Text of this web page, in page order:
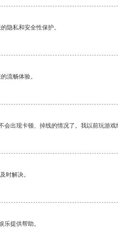
隐私和安全性保护。
流畅体验。
出现卡顿、掉线的情况了。我以前玩游
时解决。
提供帮助。